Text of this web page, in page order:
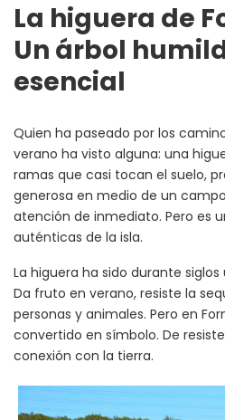
La higuera de
Un árbol
esencial
Quien ha paseado por los
verano ha visto alguna: una
ramas que casi tocan el suelo,
generosa en medio de un
atención de inmediato. Pero es
auténticas de la isla.
La higuera ha sido durante
Da fruto en verano, resiste la
personas y animales. Pero en
convertido en símbolo. De
conexión con la tierra.